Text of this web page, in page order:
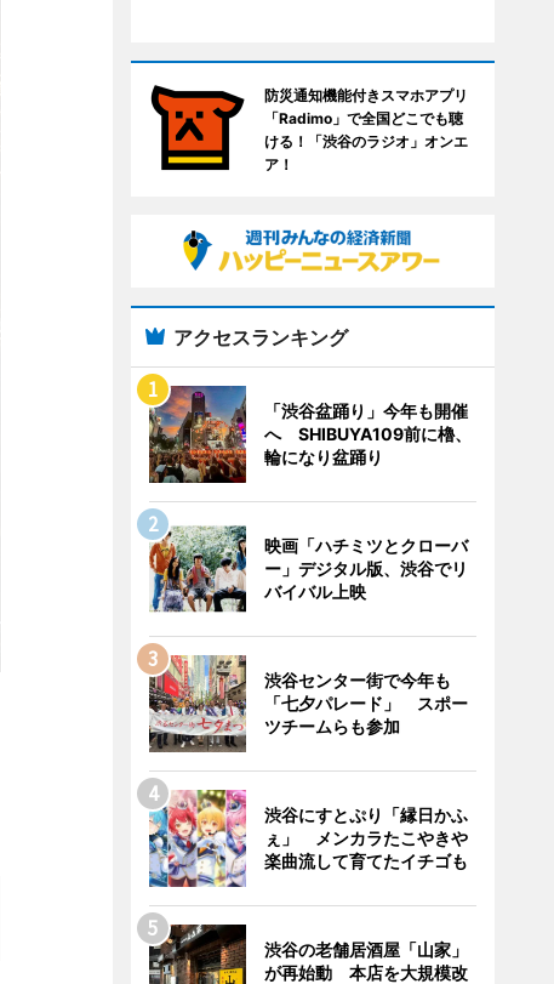
防災通知機能付きスマホアプリ
「Radimo」で全国どこでも聴
ける！「渋谷のラジオ」オンエ
ア！
アクセスランキング
「渋谷盆踊り」今年も開催
へ SHIBUYA109前に櫓、
輪になり盆踊り
映画「ハチミツとクローバ
ー」デジタル版、渋谷でリ
バイバル上映
渋谷センター街で今年も
「七夕パレード」 スポー
ツチームらも参加
渋谷にすとぷり「縁日かふ
ぇ」 メンカラたこやきや
楽曲流して育てたイチゴも
渋谷の老舗居酒屋「山家」
が再始動 本店を大規模改